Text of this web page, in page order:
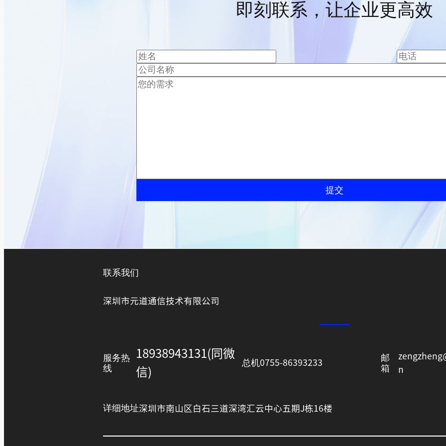
即刻联系，让企业更高效
提交
联系我们
深圳市元道通信技术有限公司
服务热
线
18938943131(同微
信)
总机0755-86393233
邮
箱
n
详细地址深圳市南山区白石三道深湾汇云中心五期J栋16楼